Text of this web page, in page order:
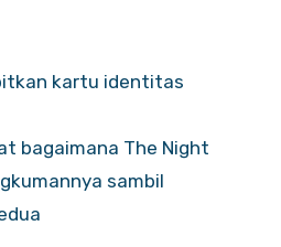
kartu identitas
bagaimana The Night
sambil